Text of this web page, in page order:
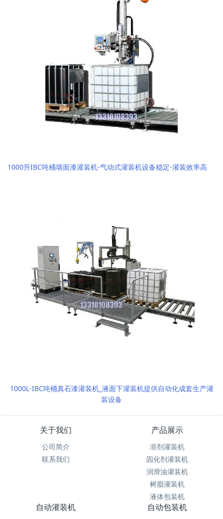
1000升IBC吨桶墙面漆灌装机-气动式灌装机设备稳定-灌装效率高
1000L-IBC吨桶真石漆灌装机_液面下灌装机提供自动化成套生产灌
装设备
关于我们
公司简介
联系我们
产品展示
溶剂灌装机
固化剂灌装机
润滑油灌装机
树脂灌装机
液体包装机
自动灌装机 自动包装机